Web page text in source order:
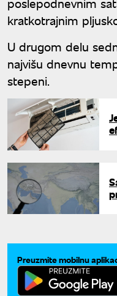
kratkotrajnim
U drugom delu
najvišu dnevnu
stepeni.
Preuzmite mobilnu